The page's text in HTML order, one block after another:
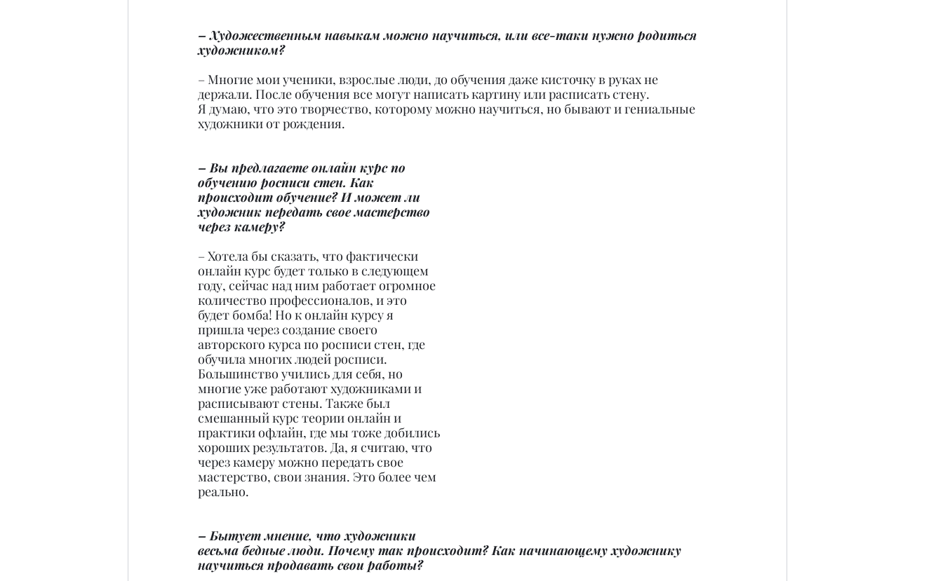
– Художественным навыкам можно научиться, или все-таки нужно родиться
художником?
– Многие мои ученики, взрослые люди, до обучения даже кисточку в руках не
держали. После обучения все могут написать картину или расписать стену.
Я думаю, что это творчество, которому можно научиться, но бывают и гениальные
художники от рождения.
– Вы предлагаете онлайн курс по
обучению росписи стен. Как
происходит обучение? И может ли
художник передать свое мастерство
через камеру?
– Хотела бы сказать, что фактически
онлайн курс будет только в следующем
году, сейчас над ним работает огромное
количество профессионалов, и это
будет бомба! Но к онлайн курсу я
пришла через создание своего
авторского курса по росписи стен, где
обучила многих людей росписи.
Большинство учились для себя, но
многие уже работают художниками и
расписывают стены. Также был
смешанный курс теории онлайн и
практики офлайн, где мы тоже добились
хороших результатов. Да, я считаю, что
через камеру можно передать свое
мастерство, свои знания. Это более чем
реально.
– Бытует мнение, что художники
весьма бедные люди. Почему так происходит? Как начинающему художнику
научиться продавать свои работы?